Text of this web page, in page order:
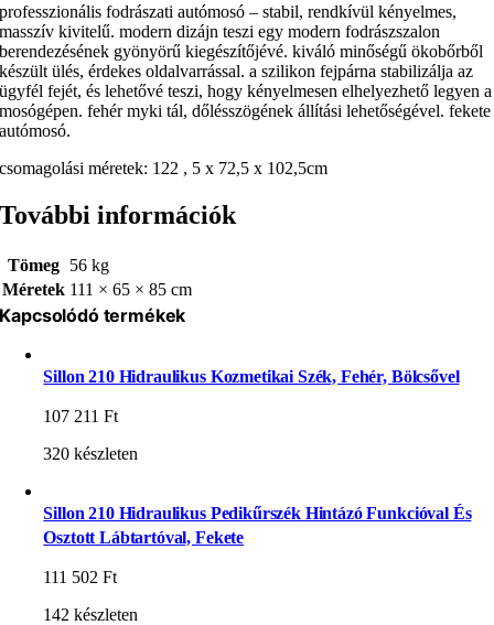
professzionális fodrászati autómosó – stabil, rendkívül kényelmes,
masszív kivitelű. modern dizájn teszi egy modern fodrászszalon
berendezésének gyönyörű kiegészítőjévé. kiváló minőségű ökobőrből
készült ülés, érdekes oldalvarrással. a szilikon fejpárna stabilizálja az
ügyfél fejét, és lehetővé teszi, hogy kényelmesen elhelyezhető legyen a
mosógépen. fehér myki tál, dőlésszögének állítási lehetőségével. fekete
autómosó.
csomagolási méretek: 122 , 5 x 72,5 x 102,5cm
További információk
Tömeg 56 kg
Méretek 111 × 65 × 85 cm
Kapcsolódó termékek
Sillon 210 Hidraulikus Kozmetikai Szék, Fehér, Bölcsővel
107 211Ft
320 készleten
Sillon 210 Hidraulikus Pedikűrszék Hintázó Funkcióval És
Osztott Lábtartóval, Fekete
111 502Ft
142 készleten